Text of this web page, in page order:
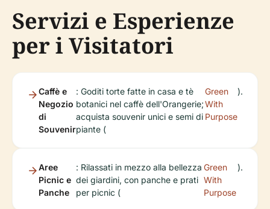
Servizi e Esperienze
per i Visitatori
Caffè e
Negozio
di
Souvenir
: Goditi torte fatte in casa e tè
botanici nel caffè dell'Orangerie;
acquista souvenir unici e semi di
piante (
Green
With
Purpose
).
Aree
Picnic e
Panche
: Rilassati in mezzo alla bellezza
dei giardini, con panche e prati
per picnic (
Green
With
Purpose
).